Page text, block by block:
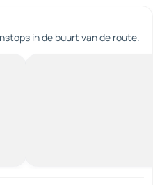
in de buurt van de route.